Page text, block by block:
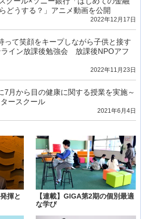
どうする？」アニメ動画を公開
2022年12月17日
って笑顔をキープしながら子供と接す
ライン放課後勉強会 放課後NPOアフ
2022年11月23日
7月から目の健康に関する授業を実施～
ースクール
2021年6月4日
揮と
【連載】GIGA第2期の個別最適
な学び